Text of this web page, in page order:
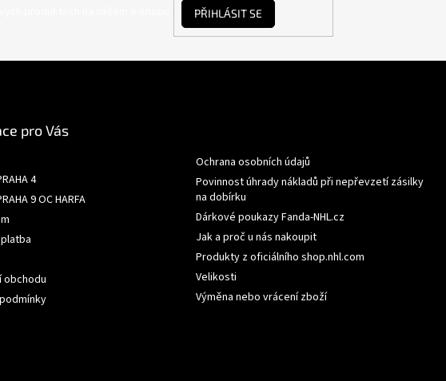
pro Vás
4
9 OC HARFA
obchodu
Ochrana osobních údajů
Povinnost úhrady nákladů při nepřevzetí zásilky
na dobírku
Dárkové poukazy Fanda-NHL.cz
Jak a proč u nás nakoupit
Produkty z oficiálního shop.nhl.com
Velikosti
Výměna nebo vrácení zboží
PŘIHLÁSIT SE